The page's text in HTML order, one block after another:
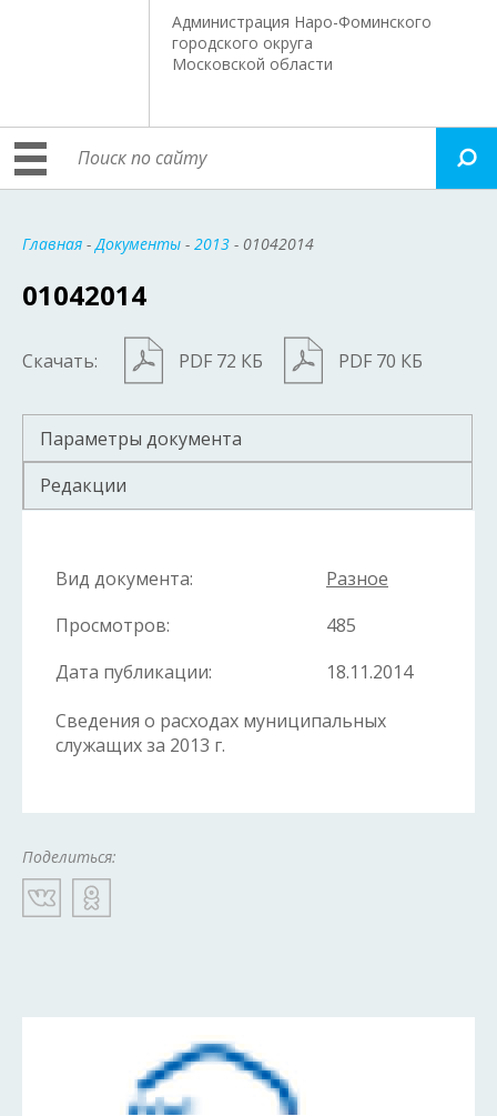
Администрация Наро-Фоминского
городского округа
Московской области
Главная -Документы - 2013 - 01042014
01042014
Скачать: PDF 72 КБ PDF 70 КБ
Параметры документа
Редакции
Вид документа:
Разное
Просмотров:
485
Дата публикации:
18.11.2014
Сведения о расходах муниципальных
служащих за 2013 г.
Поделиться: